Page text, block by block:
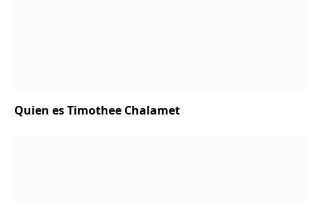
Quien es Timothee Chalamet